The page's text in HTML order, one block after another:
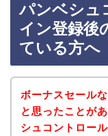
パンベシュ
イン登録後
ている方へ
ボーナスセール
と思ったことが
シュコントロー